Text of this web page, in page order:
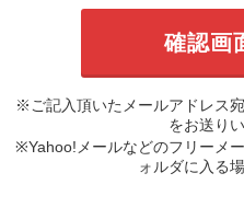
※ご記入頂いたメールアドレス
をお送り
※Yahoo!メールなどのフリーメ
ォルダに入る